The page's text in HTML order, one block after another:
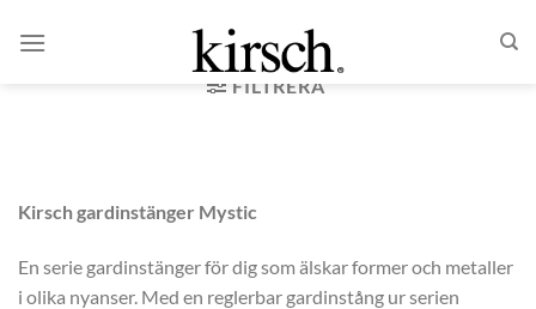
HEM PRODUKTER / GARDINSTÄNGER
MYSTIC
FILTRERA
Kirsch gardinstänger Mystic
En serie gardinstänger för dig som älskar former och metaller
i olika nyanser. Med en reglerbar gardinstång ur serien